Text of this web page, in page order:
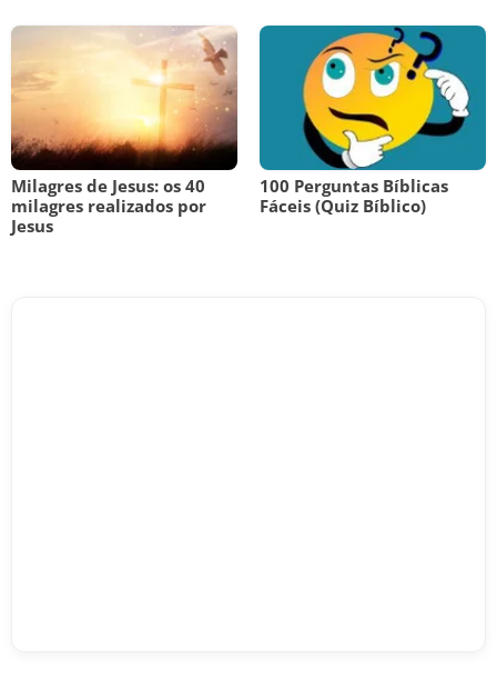
Milagres de Jesus: os 40
milagres realizados por
Jesus
100 Perguntas Bíblicas
Fáceis (Quiz Bíblico)